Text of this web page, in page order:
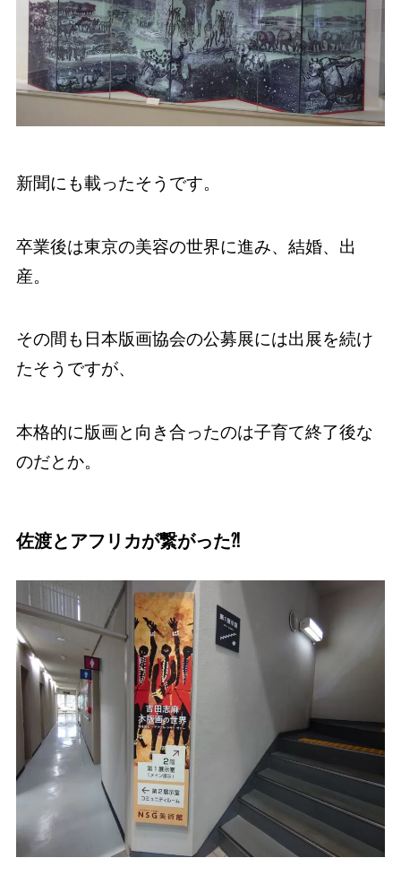
新聞にも載ったそうです。
卒業後は東京の美容の世界に進み、結婚、出
産。
その間も日本版画協会の公募展には出展を続け
たそうですが、
本格的に版画と向き合ったのは子育て終了後な
のだとか。
佐渡とアフリカが繋がった⁈